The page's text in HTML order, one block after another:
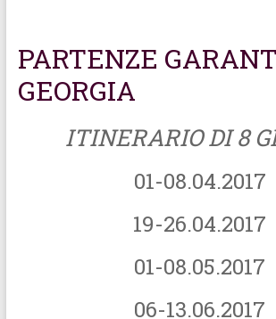
PARTENZE
GEORGIA
ITINERARIO DI 8
01-08.04.2017
19-26.04.2017
01-08.05.2017
06-13.06.2017